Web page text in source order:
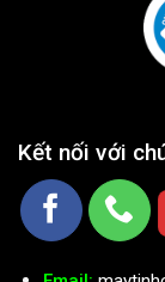
Kết nối với